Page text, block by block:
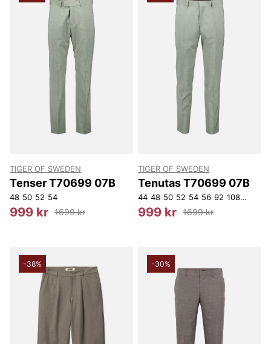
TIGER OF SWEDEN
Tenser T70699 07B
48 50 52 54
999 kr 1699 kr
TIGER OF SWEDEN
Tenutas T70699 07B
44 48 50 52 54 56 92 108 112
999 kr 1699 kr
-38% -30%